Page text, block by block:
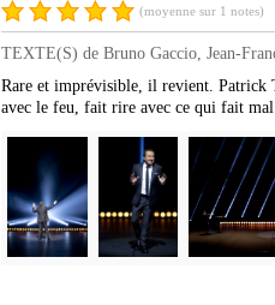
(moyenne sur 1 notes)
TEXTE(S) de Bruno Gaccio, Jean-
Rare et imprévisible, il revient. Patrick
avec le feu, fait rire avec ce qui fait